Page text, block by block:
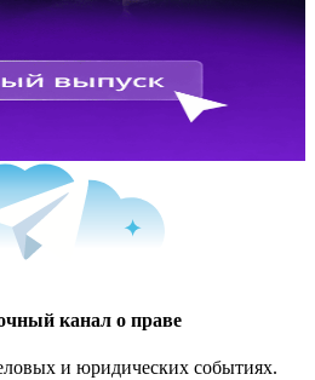
канал о праве
и юридических событиях.